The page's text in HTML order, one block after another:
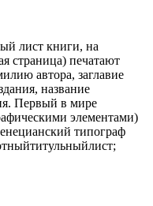
лист книги, на
страница) печатают
автора, заглавие
название
Первый в мире
элементами)
типограф